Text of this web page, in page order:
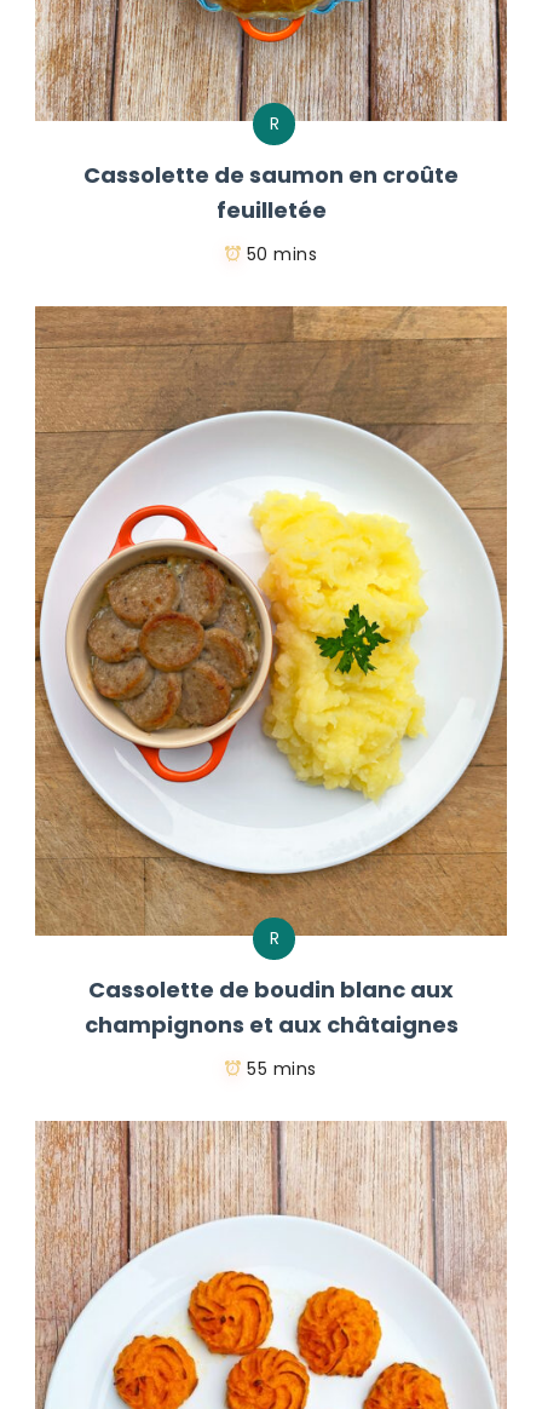
R
Cassolette de saumon en croûte
feuilletée
50 mins
R
Cassolette de boudin blanc aux
champignons et aux châtaignes
55 mins